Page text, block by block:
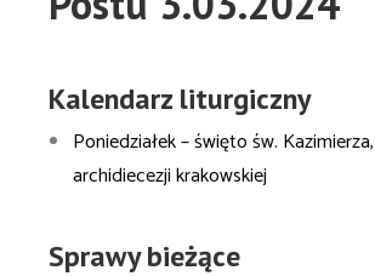
Kalendarz liturgiczny
Poniedziałek – święto św.
archidiecezji krakowskiej
Sprawy bieżące